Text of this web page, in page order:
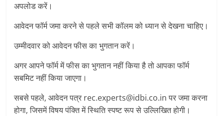
अपलोड करें।
आवेदन फॉर्म जमा करने से पहले सभी कॉलम को ध्यान से देखना चाहिए।
उम्मीदवार को आवेदन फीस का भुगतान करें।
अगर आपने फॉर्म में फीस का भुगतान नहीं किया है तो आपका फॉर्म
सबमिट नहीं किया जाएगा।
सबसे पहले, आवेदन पत्र rec.experts@idbi.co.in पर जमा करना
होगा, जिसमें विषय पंक्ति में स्थिति स्पष्ट रूप से उल्लिखित होगी।